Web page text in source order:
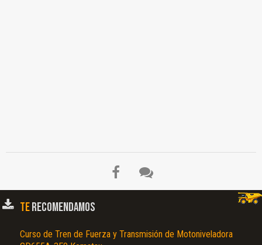
TERECOMENDAMOS
Curso de Tren de Fuerza y Transmisión de Motoniveladora